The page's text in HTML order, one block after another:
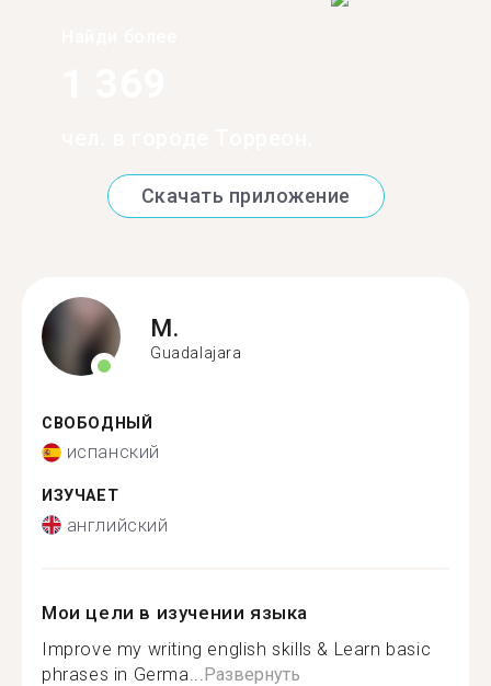
Скачать приложение
M.
Guadalajara
СВОБОДНЫЙ
испанский
ИЗУЧАЕТ
английский
Мои цели в изучении языка
Improve my writing english skills & Learn basic
phrases in Germa... Развернуть